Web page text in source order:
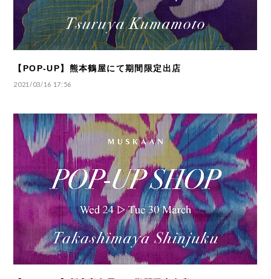
【POP-UP】熊本鶴屋にて期間限定出店
2021/03/16 17:56